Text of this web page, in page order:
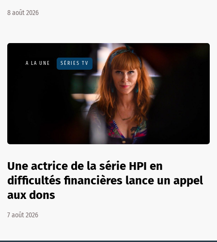
8 août 2026
A LA UNE SÉRIES TV
Une actrice de la série HPI en
difficultés financières lance un appel
aux dons
7 août 2026